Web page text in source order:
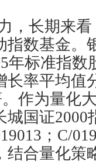
，长期来
指数基金。
年标准指数
率平均值
作为量化
国证2000
；C/
结合量化策